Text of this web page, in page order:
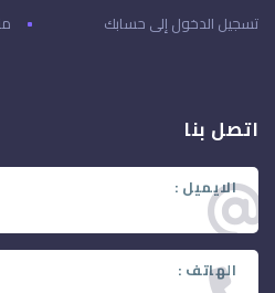
تسجيل الدخول إلى حسابك
اتصل بنا
الايميل :
الهاتف :